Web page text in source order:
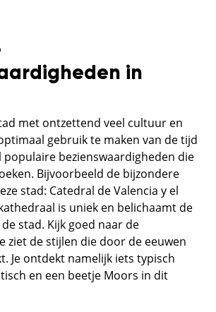
in
met ontzettend veel cultuur en
gebruik te maken van de tijd
populaire bezienswaardigheden die
Bijvoorbeeld de bijzondere
stad: Catedral de Valencia y el
is uniek en belichaamt de
stad. Kijk goed naar de
ziet de stijlen die door de eeuwen
Je ontdekt namelijk iets typisch
en een beetje Moors in dit